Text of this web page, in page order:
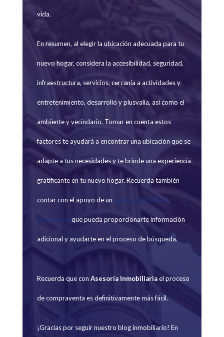
vida.
En resumen, al elegir la ubicación adecuada para tu
nuevo hogar, considera la accesibilidad, seguridad,
infraestructura, servicios, cercanía a actividades y
entretenimiento, desarrollo y plusvalía, así como el
ambiente y vecindario. Tomar en cuenta estos
factores te ayudará a encontrar una ubicación que se
adapte a tus necesidades y te brinde una experiencia
gratificante en tu nuevo hogar. Recuerda también
contar con el apoyo de un agente inmobiliario
profesional que pueda proporcionarte información
adicional y ayudarte en el proceso de búsqueda.
Recuerda que con Asesoría Inmobiliariael proceso
de compraventa es definitivamente más fácil.
¡Gracias por seguir nuestro blog inmobiliario! En